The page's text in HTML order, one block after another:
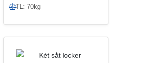
TL: 70kg